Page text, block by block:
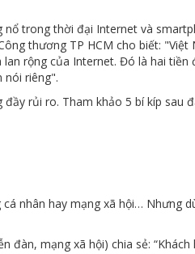
trong thời đại Internet và
thương TP HCM cho biết:
rộng của Internet. Đó là hai tiền
nói riêng".
rủi ro. Tham khảo 5 bí kíp sau
nhân hay mạng xã hội… Nhưng
đàn, mạng xã hội) chia sẻ: